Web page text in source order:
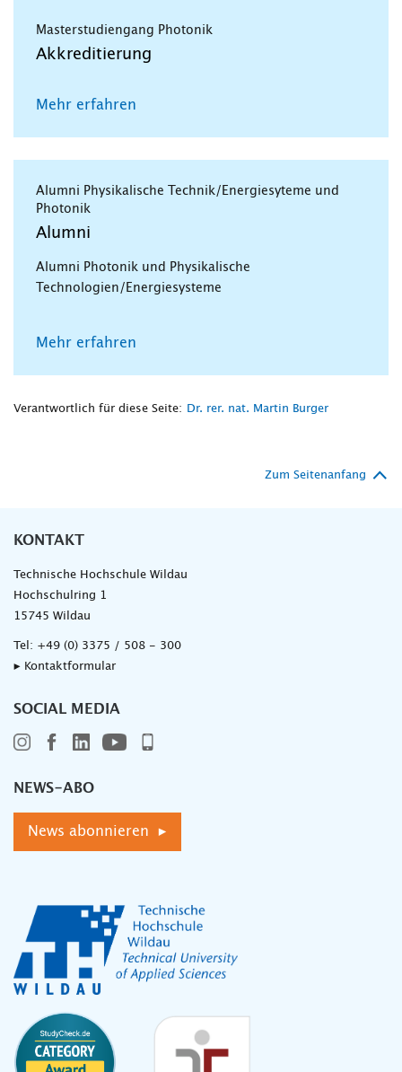
Masterstudiengang Photonik
Akkreditierung
Mehr erfahren
Alumni Physikalische Technik/Energiesyteme und
Photonik
Alumni
Alumni Photonik und Physikalische
Technologien/Energiesysteme
Mehr erfahren
Verantwortlich für diese Seite: Dr. rer. nat. Martin Burger
Zum Seitenanfang
KONTAKT
Technische Hochschule Wildau
Hochschulring 1
15745 Wildau
Tel: +49 (0) 3375 / 508 - 300
▸ Kontaktformular
SOCIAL MEDIA
NEWS-ABO
News abonnieren ▸